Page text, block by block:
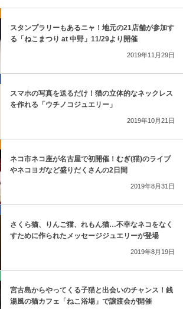
スタンプラリーもあるニャ！地元の21店舗が参加す
る「ねこまつり at 中野」11/29より開催
2019年11月29日
スマホの写真を送るだけ！猫の立体的なネックレス
を作れる「ウチノコジュエリー」
2019年10月21日
ネコ市ネコ座が名古屋で初開催！むぎ(猫)のライブ
やネコヨガなど盛りだくさんの2日間
2019年8月31日
さくら猫、りんご猫、れもん猫…不幸なネコをなく
すために作られたメッセージジュエリーが登場
2019年8月19日
宮古島からやってくる子猫と出会いのチャンス！銭
湯風の猫カフェ「ねこ浴場」で譲渡会が開催